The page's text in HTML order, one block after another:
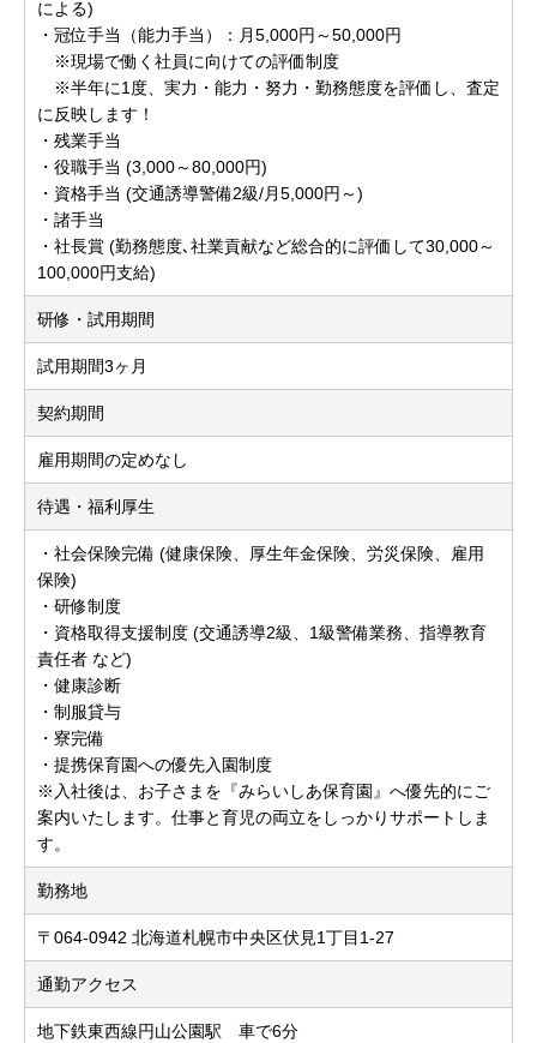
による)
・冠位手当（能力手当）：月5,000円～50,000円
※現場で働く社員に向けての評価制度
※半年に1度、実力・能力・努力・勤務態度を評価し、査定
に反映します！
・残業手当
・役職手当 (3,000～80,000円)
・資格手当 (交通誘導警備2級/月5,000円～)
・諸手当
・社長賞 (勤務態度､社業貢献など総合的に評価して30,000～
100,000円支給)
研修・試用期間
試用期間3ヶ月
契約期間
雇用期間の定めなし
待遇・福利厚生
・社会保険完備 (健康保険、厚生年金保険、労災保険、雇用
保険)
・研修制度
・資格取得支援制度 (交通誘導2級、1級警備業務、指導教育
責任者 など)
・健康診断
・制服貸与
・寮完備
・提携保育園への優先入園制度
※入社後は、お子さまを『みらいしあ保育園』へ優先的にご
案内いたします。仕事と育児の両立をしっかりサポートしま
す。
勤務地
〒064-0942 北海道札幌市中央区伏見1丁目1-27
通勤アクセス
地下鉄東西線円山公園駅 車で6分